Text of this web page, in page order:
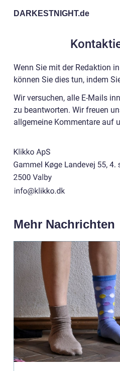
DARKESTNIGHT.de
Wenn Sie mit der Redaktion
können Sie dies tun, indem
Wir versuchen, alle E-Mails
zu beantworten. Wir freuen
allgemeine Kommentare auf
Mehr Nachrichten